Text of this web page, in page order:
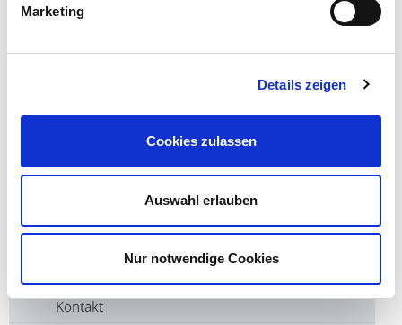
Marketing
Details zeigen
Cookies zulassen
Auswahl erlauben
Nur notwendige Cookies
Schwerpunkte
Endoprothetik (künstlicher Gelenkersatz) und
Arthroskopische Chirurgie und Sportverletzungen
Fußchirurgie
Krankheitsbilder
Therapiespektrum
Kontakt